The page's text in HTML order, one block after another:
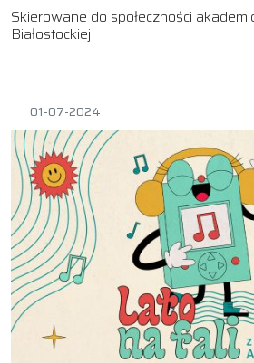
Skierowane do społeczności
Białostockiej
01-07-2024